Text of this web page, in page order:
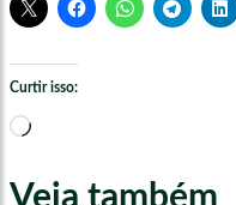
Curtir isso:
Carregando...
Veja também